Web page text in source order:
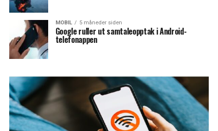
MOBIL 5 måneder siden
Google ruller ut samtaleopptak i Android-
telefonappen